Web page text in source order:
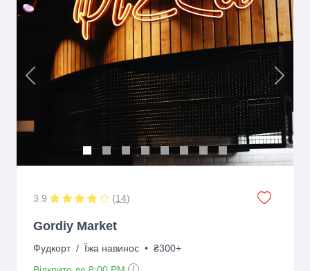
Previous Next
3.9 (14)
Gordiy Market
Фудкорт / Їжа навинос • ₴300+